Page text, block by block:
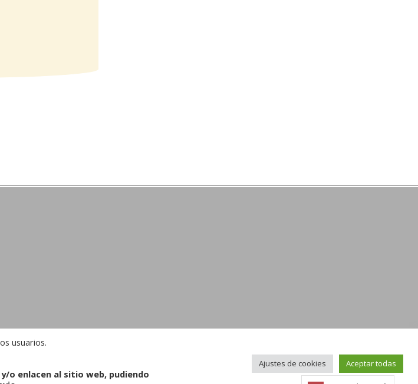
Villacharra
usuarios.
o enlacen al sitio web, pudiendo
Ajustes de cookies Aceptar todas